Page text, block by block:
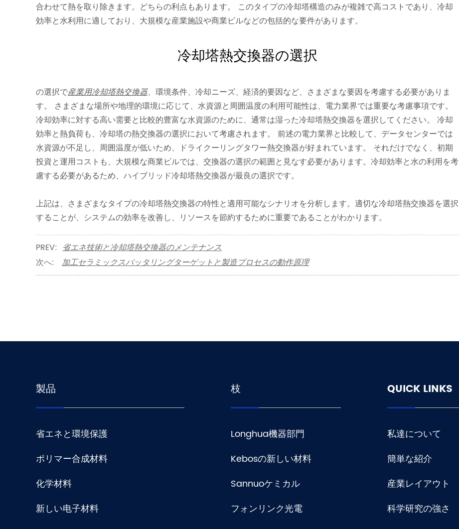
合わせて熱を取り除きます。どちらの利点もあります。 このタイプの冷却塔構造のみが複雑で高コストであり、冷却
効率と水利用に適しており、大規模な産業施設や商業ビルなどの包括的な要件があります。
冷却塔熱交換器の選択
の選択で産業用冷却塔熱交換器、環境条件、冷却ニーズ、経済的要因など、さまざまな要因を考慮する必要がありま
す。 さまざまな場所や地理的環境に応じて、水資源と周囲温度の利用可能性は、電力業界では重要な考慮事項です。
冷却効率に対する高い需要と比較的豊富な水資源のために、通常は湿った冷却塔熱交換器を選択してください。 冷却
効率と熱負荷も、冷却塔の熱交換器の選択において考慮されます。 前述の電力業界と比較して、データセンターでは
水資源が不足し、周囲温度が低いため、ドライクーリングタワー熱交換器が好まれています。 それだけでなく、初期
投資と運用コストも、大規模な商業ビルでは、交換器の選択の範囲と見なす必要があります。冷却効率と水の利用を考
慮する必要があるため、ハイブリッド冷却塔熱交換器が最良の選択です。
上記は、さまざまなタイプの冷却塔熱交換器の特性と適用可能なシナリオを分析します。適切な冷却塔熱交換器を選択
することが、システムの効率を改善し、リソースを節約するために重要であることがわかります。
PREV: 省エネ技術と冷却塔熱交換器のメンテナンス
次へ: 加工セラミックスパッタリングターゲットと製造プロセスの動作原理
製品
省エネと環境保護
ポリマー合成材料
化学材料
新しい电子材料
枝
Longhua機器部門
Kebosの新しい材料
Sannuoケミカル
フォンリンク光電
QUICK LINKS
私達について
簡単な紹介
産業レイアウト
科学研究の強さ